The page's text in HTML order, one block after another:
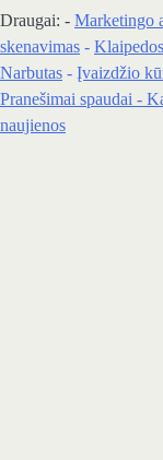
Draugai: - Marketingo
skenavimas -
Narbutas - Įvaizdžio
Pranešimai spaudai -
naujienos